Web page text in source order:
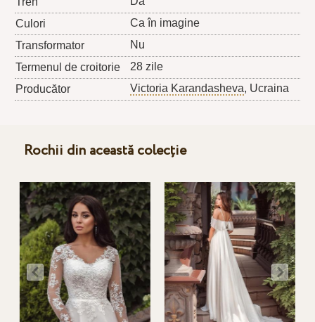
Culori
Ca în imagine
Transformator
Nu
Termenul de croitorie
28 zile
Producător
Victoria Karandasheva, Ucraina
Rochii din această colecție